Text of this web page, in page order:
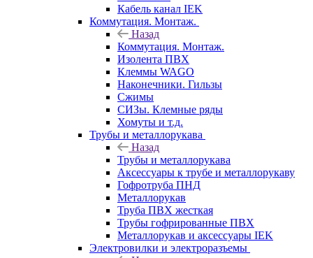
Кабель канал IEK
Коммутация. Монтаж.
Назад
Коммутация. Монтаж.
Изолента ПВХ
Клеммы WAGO
Наконечники. Гильзы
Сжимы
СИЗы. Клемные ряды
Хомуты и т.д.
Трубы и металлорукава
Назад
Трубы и металлорукава
Аксессуары к трубе и металлорукаву
Гофротруба ПНД
Металлорукав
Труба ПВХ жесткая
Трубы гофрированные ПВХ
Металлорукав и аксессуары IEK
Электровилки и электроразъемы